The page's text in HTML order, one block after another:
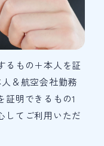
るもの＋本人を証
＆航空会社勤務
証明できるもの1
してご利用いただ